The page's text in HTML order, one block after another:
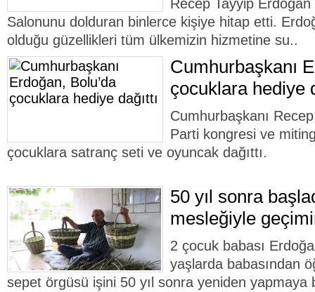
Recep Tayyip
Salonunu dolduran binlerce kişiye hitap etti.
olduğu güzellikleri tüm ülkemizin hizmetine su..
Cumhurbaşkanı
çocuklara hediye
Cumhurbaşkanı
Parti kongresi ve
çocuklara satranç seti ve oyuncak dağıttı.
50 yıl sonra
mesleğiyle
2 çocuk babası
yaşlarda babasından
sepet örgüsü işini 50 yıl sonra yeniden yapmaya